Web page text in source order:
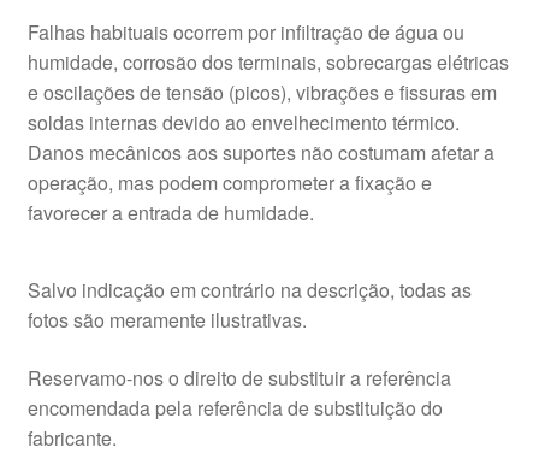
Falhas habituais ocorrem por infiltração de água ou
humidade, corrosão dos terminais, sobrecargas elétricas
e oscilações de tensão (picos), vibrações e fissuras em
soldas internas devido ao envelhecimento térmico.
Danos mecânicos aos suportes não costumam afetar a
operação, mas podem comprometer a fixação e
favorecer a entrada de humidade.
Salvo indicação em contrário na descrição, todas as
fotos são meramente ilustrativas.
Reservamo-nos o direito de substituir a referência
encomendada pela referência de substituição do
fabricante.